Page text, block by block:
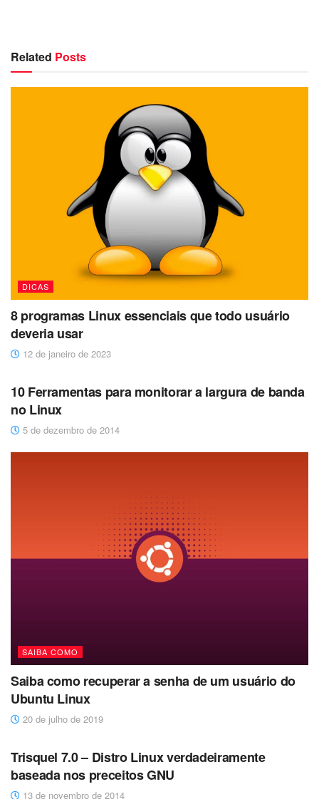
Related Posts
DICAS
8 programas Linux essenciais que todo usuário
deveria usar
12 de janeiro de 2023
DESTAQUES
10 Ferramentas para monitorar a largura de banda
no Linux
5 de dezembro de 2014
SAIBA COMO
Saiba como recuperar a senha de um usuário do
Ubuntu Linux
20 de julho de 2019
DICAS
Trisquel 7.0 – Distro Linux verdadeiramente
baseada nos preceitos GNU
13 de novembro de 2014